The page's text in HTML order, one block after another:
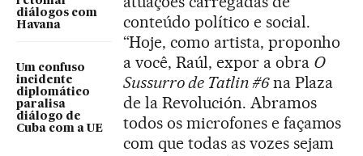
diálogos com
Havana
Um confuso
incidente
diplomático
paralisa
diálogo de
Cuba com a UE
conteúdo político e social.
“Hoje, como artista, proponho
a você, Raúl, expor a obra O
Sussurro de Tatlin #6na Plaza
de la Revolución. Abramos
todos os microfones e façamos
com que todas as vozes sejam